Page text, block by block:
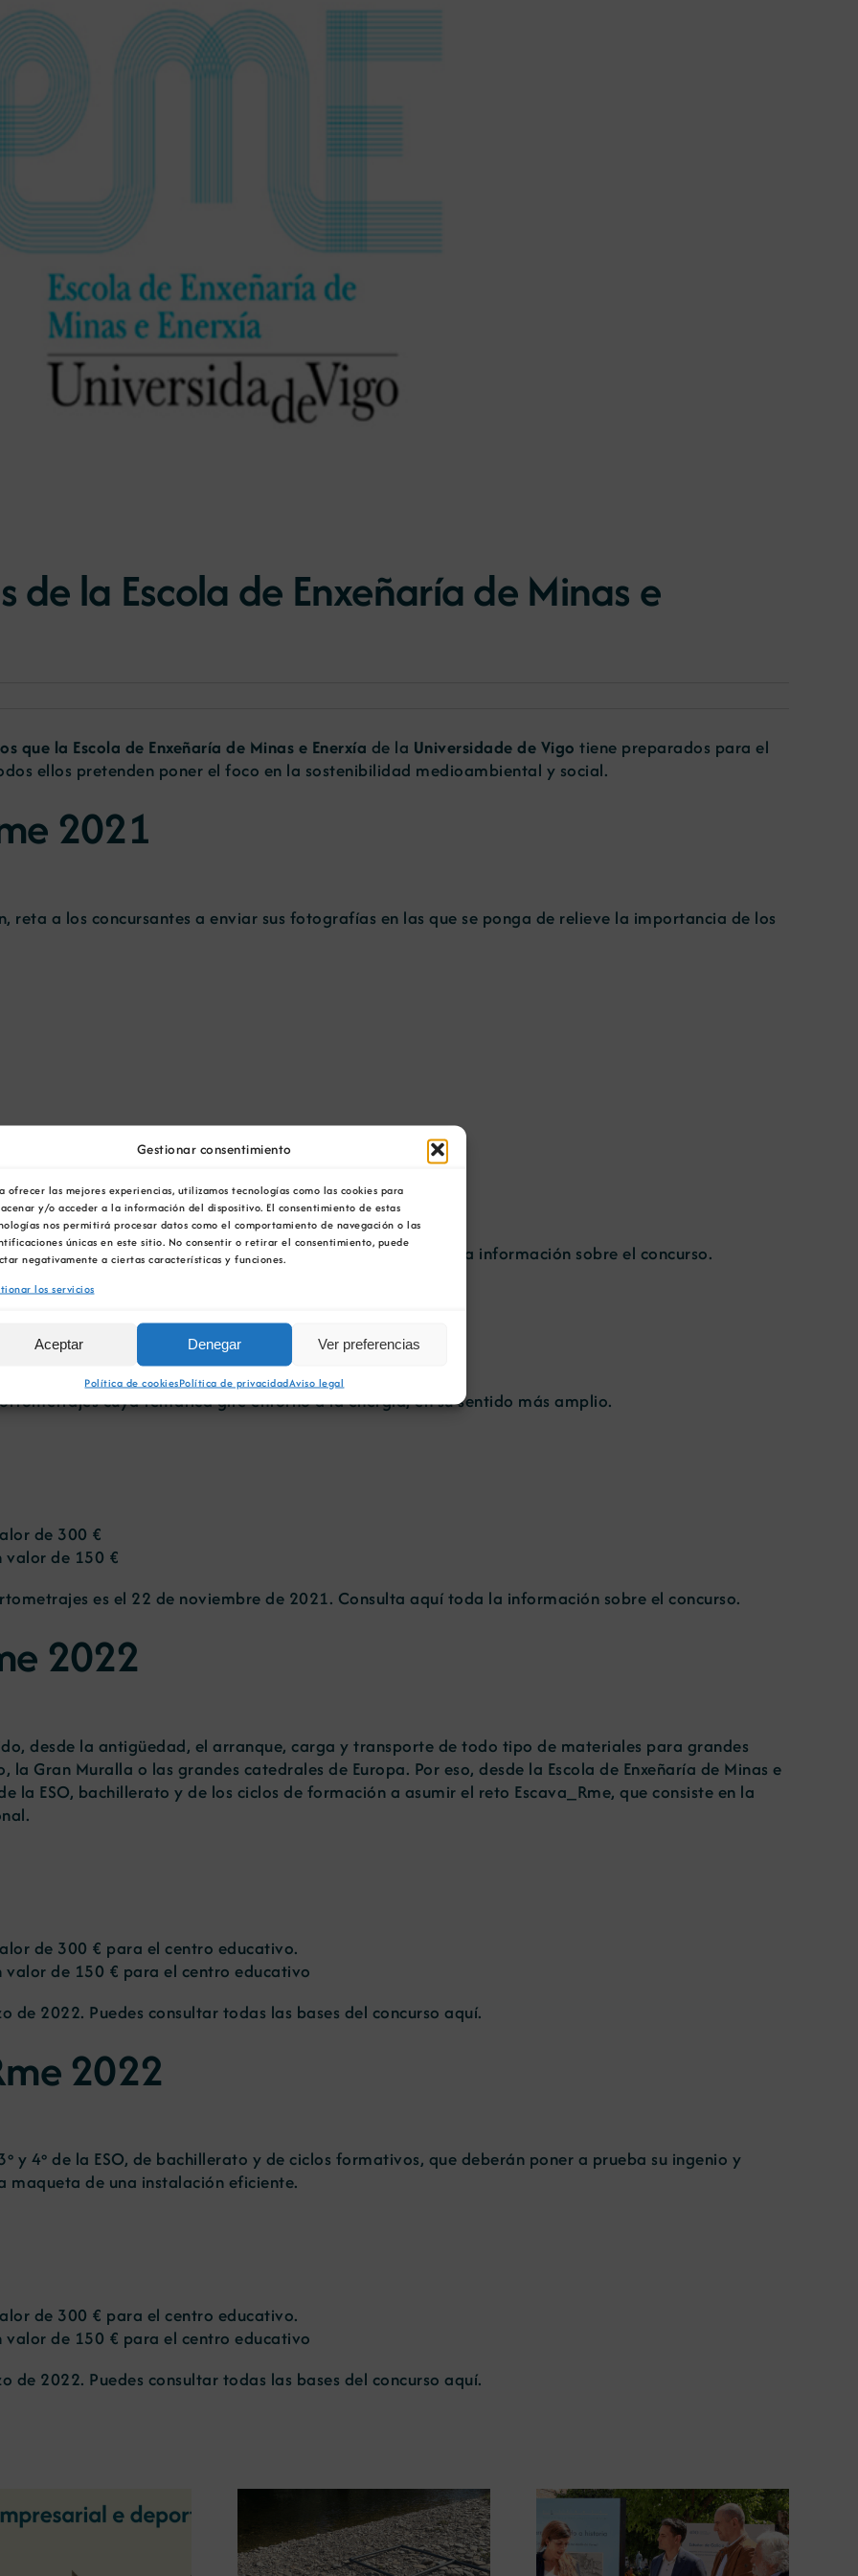
Gestionar consentimiento
ofrecer las mejores experiencias, utilizamos tecnologías como las cookies para
y/o acceder a la información del dispositivo. El consentimiento de estas
nos permitirá procesar datos como el comportamiento de navegación o las
únicas en este sitio. No consentir o retirar el consentimiento, puede
negativamente a ciertas características y funciones.
los servicios
Aceptar Denegar Ver preferencias
Política de cookiesPolítica de privacidadAviso legal
de la Escola de Enxeñaría de Minas e
que la Escola de Enxeñaría de Minas e Enerxía de la Universidade de Vigo tiene preparados para el
ellos pretenden poner el foco en la sostenibilidad medioambiental y social.
2021
reta a los concursantes a enviar sus fotografías en las que se ponga de relieve la importancia de los
es el 22 de noviembre de 2021. Consultaaquí toda la información sobre el concurso.
enerxéticas 2021
cuya temática gire entorno a la energía, en su sentido más amplio.
de 300 €
valor de 150 €
es el 22 de noviembre de 2021. Consulta aquí toda la información sobre el concurso.
2022
desde la antigüedad, el arranque, carga y transporte de todo tipo de materiales para grandes
Gran Muralla o las grandes catedrales de Europa. Por eso, desde la Escola de Enxeñaría de Minas e
la ESO, bachillerato y de los ciclos de formación a asumir el reto Escava_Rme, que consiste en la
de 300 € para el centro educativo.
de 150 € para el centro educativo
de 2022. Puedes consultar todas las bases del concurso aquí.
2022
y 4º de la ESO, de bachillerato y de ciclos formativos, que deberán poner a prueba su ingenio y
maqueta de una instalación eficiente.
de 300 € para el centro educativo.
de 150 € para el centro educativo
de 2022. Puedes consultar todas las bases del concurso aquí.